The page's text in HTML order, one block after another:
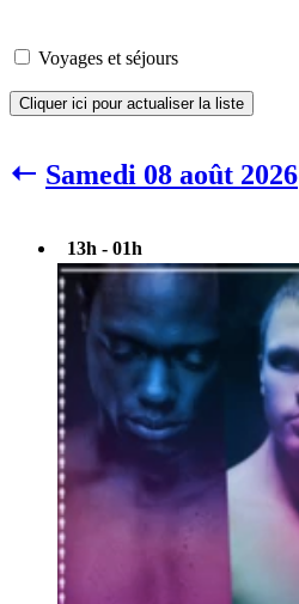
Voyages et séjours
Cliquer ici pour actualiser la liste
Samedi 08 août 2026
13h - 01h